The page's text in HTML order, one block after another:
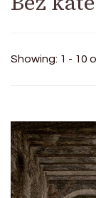
Showing: 1 - 10